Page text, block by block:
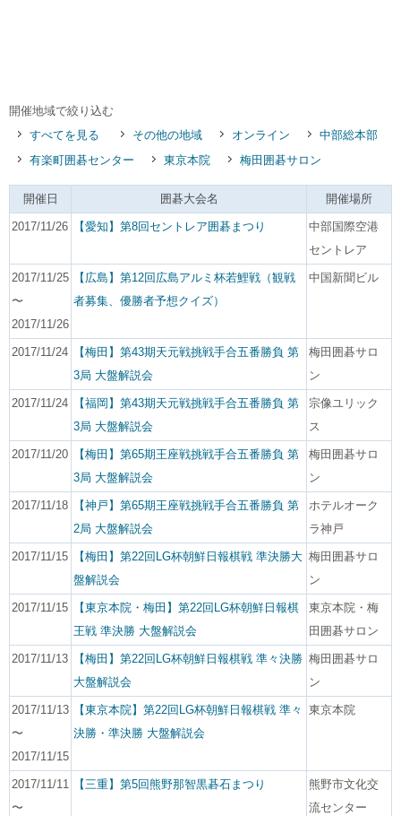
開催地域で絞り込む
すべてを見る
その他の地域 オンライン
中部総本部
有楽町囲碁センター
東京本院 梅田囲碁サロン
開催日 囲碁大会名 開催場所
2017/11/26 【愛知】第8回セントレア囲碁まつり
中部国際空港
セントレア
2017/11/25
〜
2017/11/26
【広島】第12回広島アルミ杯若鯉戦（観戦
者募集、優勝者予想クイズ）
中国新聞ビル
2017/11/24
【梅田】第43期天元戦挑戦手合五番勝負 第
3局 大盤解説会
梅田囲碁サロ
ン
2017/11/24
【福岡】第43期天元戦挑戦手合五番勝負 第
3局 大盤解説会
宗像ユリック
ス
2017/11/20
【梅田】第65期王座戦挑戦手合五番勝負 第
3局 大盤解説会
梅田囲碁サロ
ン
2017/11/18
【神戸】第65期王座戦挑戦手合五番勝負 第
2局 大盤解説会
ホテルオーク
ラ神戸
2017/11/15
【梅田】第22回LG杯朝鮮日報棋戦 準決勝大
盤解説会
梅田囲碁サロ
ン
2017/11/15
【東京本院・梅田】第22回LG杯朝鮮日報棋
王戦 準決勝 大盤解説会
東京本院・梅
田囲碁サロン
2017/11/13
【梅田】第22回LG杯朝鮮日報棋戦 準々決勝
大盤解説会
梅田囲碁サロ
ン
2017/11/13
〜
2017/11/15
【東京本院】第22回LG杯朝鮮日報棋戦 準々
決勝・準決勝 大盤解説会
東京本院
2017/11/11
〜
【三重】第5回熊野那智黒碁石まつり
熊野市文化交
流センター